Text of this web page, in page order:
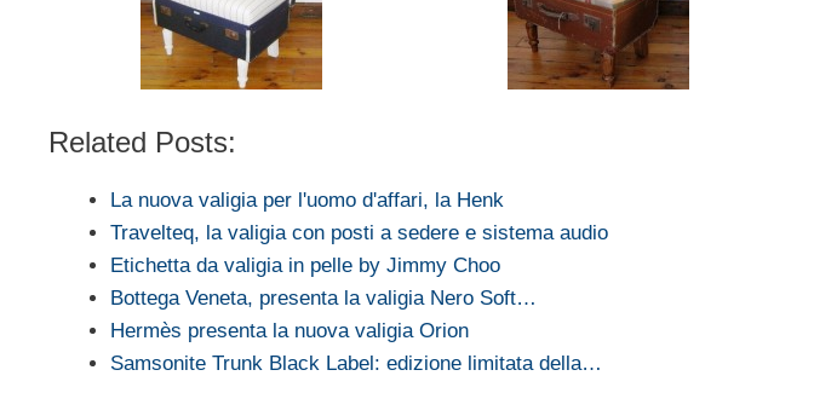
Related Posts:
La nuova valigia per l'uomo d'affari, la Henk
Travelteq, la valigia con posti a sedere e sistema audio
Etichetta da valigia in pelle by Jimmy Choo
Bottega Veneta, presenta la valigia Nero Soft…
Hermès presenta la nuova valigia Orion
Samsonite Trunk Black Label: edizione limitata della…